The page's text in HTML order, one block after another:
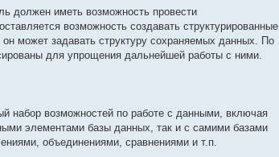
должен иметь возможность провести
возможность создавать структурированные
может задавать структуру сохраняемых данных. По
для упрощения дальнейшей работы с ними.
набор возможностей по работе с данными, включая
элементами базы данных, так и с самими базами
объединениями, сравнениями и т.п.